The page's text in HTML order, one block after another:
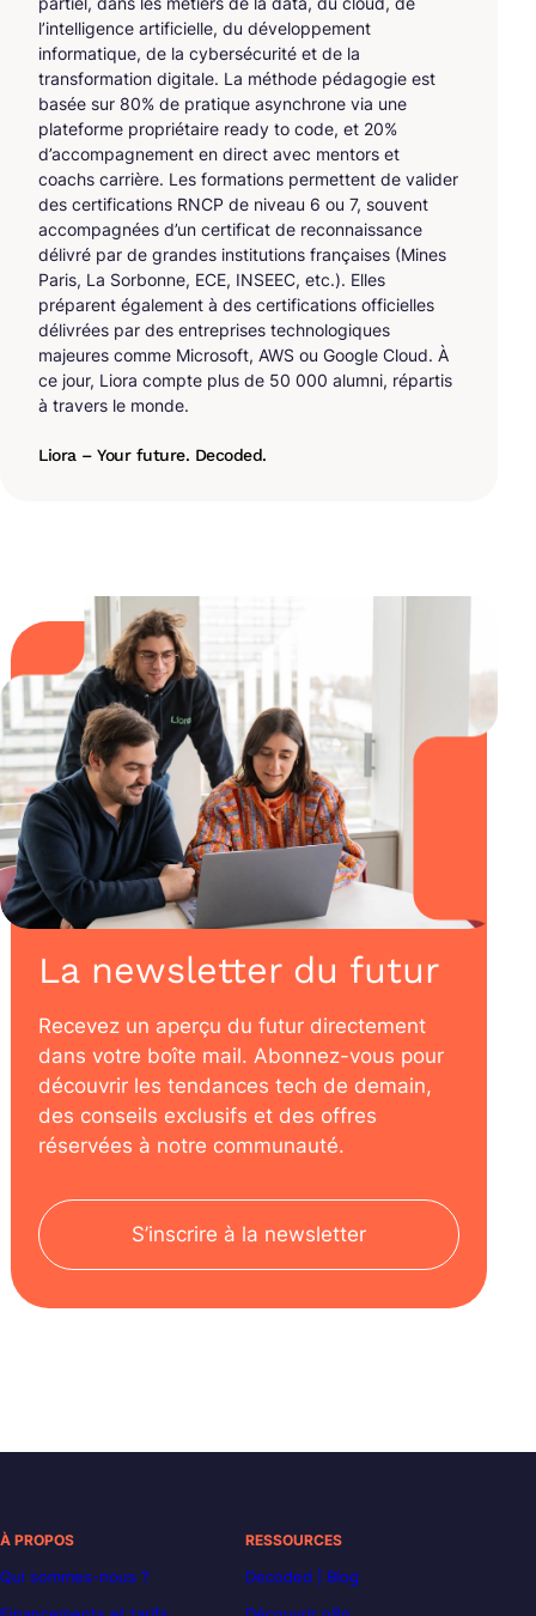
l’intelligence artificielle, du développement
informatique, de la cybersécurité et de la
transformation digitale. La méthode pédagogie est
basée sur 80% de pratique asynchrone via une
plateforme propriétaire ready to code, et 20%
d’accompagnement en direct avec mentors et
coachs carrière. Les formations permettent de valider
des certifications RNCP de niveau 6 ou 7, souvent
accompagnées d’un certificat de reconnaissance
délivré par de grandes institutions françaises (Mines
Paris, La Sorbonne, ECE, INSEEC, etc.). Elles
préparent également à des certifications officielles
délivrées par des entreprises technologiques
majeures comme Microsoft, AWS ou Google Cloud. À
ce jour, Liora compte plus de 50 000 alumni, répartis
à travers le monde.
Liora – Your future. Decoded.
La newsletter du futur
Recevez un aperçu du futur directement
dans votre boîte mail. Abonnez-vous pour
découvrir les tendances tech de demain,
des conseils exclusifs et des offres
réservées à notre communauté.
S’inscrire à la newsletter
À PROPOS
Qui sommes-nous ?
RESSOURCES
Decoded | Blog